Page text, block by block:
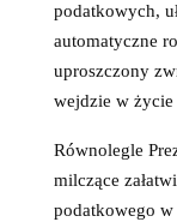
podatkowych,
automatyczne
uproszczony
wejdzie w
Równolegle
milczące
podatkowego